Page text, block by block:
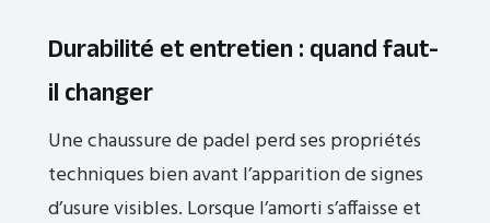
Durabilité et entretien : quand faut-
il changer
Une chaussure de padel perd ses propriétés
techniques bien avant l’apparition de signes
d’usure visibles. Lorsque l’amorti s’affaisse et